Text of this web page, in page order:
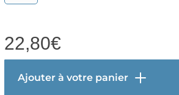
22,80€
Ajouter à votre panier